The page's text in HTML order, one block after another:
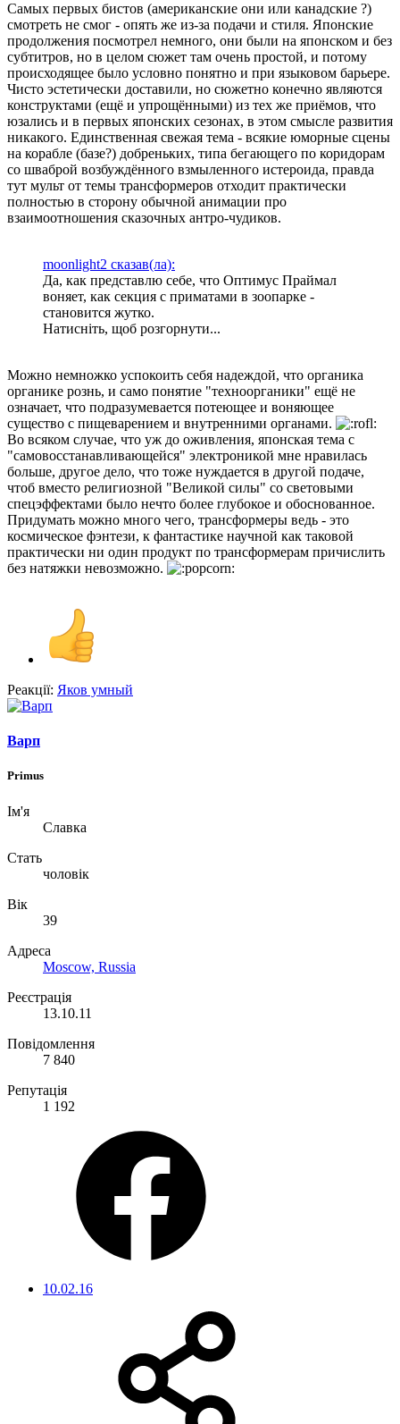
Самых первых бистов (американские они или канадские ?)
смотреть не смог - опять же из-за подачи и стиля. Японские
продолжения посмотрел немного, они были на японском и без
субтитров, но в целом сюжет там очень простой, и потому
происходящее было условно понятно и при языковом барьере.
Чисто эстетически доставили, но сюжетно конечно являются
конструктами (ещё и упрощёнными) из тех же приёмов, что
юзались и в первых японских сезонах, в этом смысле развития
никакого. Единственная свежая тема - всякие юморные сцены
на корабле (базе?) добреньких, типа бегающего по коридорам
со шваброй возбуждённого взмыленного истероида, правда
тут мульт от темы трансформеров отходит практически
полностью в сторону обычной анимации про
взаимоотношения сказочных антро-чудиков.
moonlight2 сказав(ла):
Да, как представлю себе, что Оптимус Праймал
воняет, как секция с приматами в зоопарке -
становится жутко.
Натисніть, щоб розгорнути...
Можно немножко успокоить себя надеждой, что органика
органике рознь, и само понятие "техноорганики" ещё не
означает, что подразумевается потеющее и воняющее
существо с пищеварением и внутренними органами.
Во всяком случае, что уж до оживления, японская тема с
"самовосстанавливающейся" электроникой мне нравилась
больше, другое дело, что тоже нуждается в другой подаче,
чтоб вместо религиозной "Великой силы" со световыми
спецэффектами было нечто более глубокое и обоснованное.
Придумать можно много чего, трансформеры ведь - это
космическое фэнтези, к фантастике научной как таковой
практически ни один продукт по трансформерам причислить
без натяжки невозможно.
Реакції: Яков умный
Варп
Primus
Ім'я
Славка
Стать
чоловік
Вік
39
Адреса
Moscow, Russia
Реєстрація
13.10.11
Повідомлення
7 840
Репутація
1 192
10.02.16